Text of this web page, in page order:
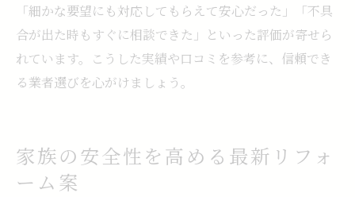
「細かな要望にも対応してもらえて安心だった」「不具
合が出た時もすぐに相談できた」といった評価が寄せら
れています。こうした実績や口コミを参考に、信頼でき
る業者選びを心がけましょう。
家族の安全性を高める最新リフォ
ーム案